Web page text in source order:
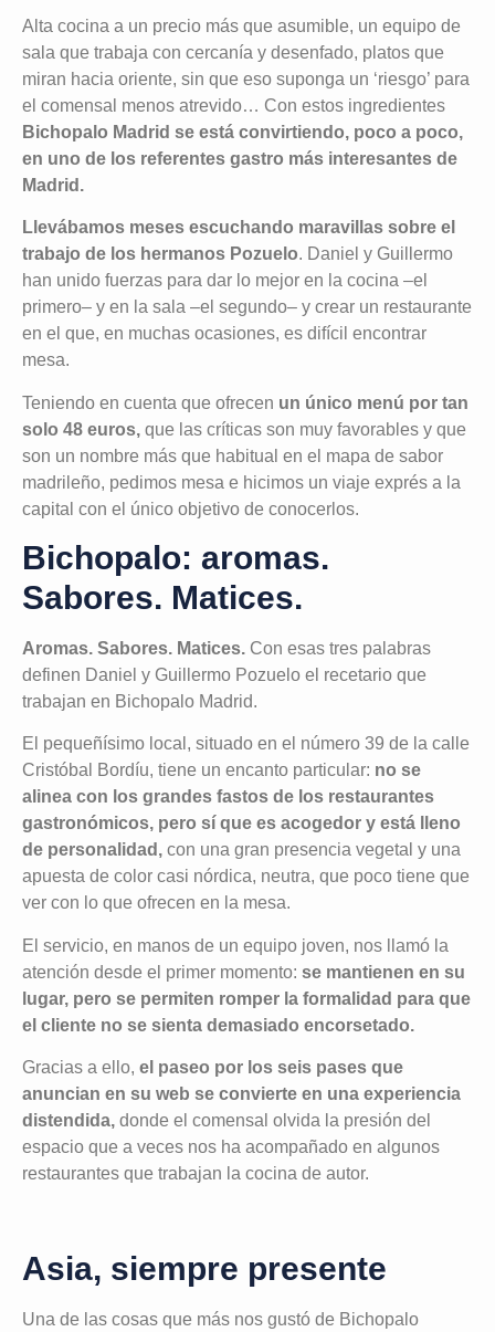
Alta cocina a un precio más que asumible, un equipo de
sala que trabaja con cercanía y desenfado, platos que
miran hacia oriente, sin que eso suponga un ‘riesgo’ para
el comensal menos atrevido… Con estos ingredientes
Bichopalo Madrid se está convirtiendo, poco a poco,
en uno de los referentes gastro más interesantes de
Madrid.
Llevábamos meses escuchando maravillas sobre el
trabajo de los hermanos Pozuelo. Daniel y Guillermo
han unido fuerzas para dar lo mejor en la cocina –el
primero– y en la sala –el segundo– y crear un restaurante
en el que, en muchas ocasiones, es difícil encontrar
mesa.
Teniendo en cuenta que ofrecen un único menú por tan
solo 48 euros, que las críticas son muy favorables y que
son un nombre más que habitual en el mapa de sabor
madrileño, pedimos mesa e hicimos un viaje exprés a la
capital con el único objetivo de conocerlos.
Bichopalo: aromas.
Sabores. Matices.
Aromas. Sabores. Matices. Con esas tres palabras
definen Daniel y Guillermo Pozuelo el recetario que
trabajan en Bichopalo Madrid.
El pequeñísimo local, situado en el número 39 de la calle
Cristóbal Bordíu, tiene un encanto particular: no se
alinea con los grandes fastos de los restaurantes
gastronómicos, pero sí que es acogedor y está lleno
de personalidad, con una gran presencia vegetal y una
apuesta de color casi nórdica, neutra, que poco tiene que
ver con lo que ofrecen en la mesa.
El servicio, en manos de un equipo joven, nos llamó la
atención desde el primer momento: se mantienen en su
lugar, pero se permiten romper la formalidad para que
el cliente no se sienta demasiado encorsetado.
Gracias a ello, el paseo por los seis pases que
anuncian en su web se convierte en una experiencia
distendida, donde el comensal olvida la presión del
espacio que a veces nos ha acompañado en algunos
restaurantes que trabajan la cocina de autor.
Asia, siempre presente
Una de las cosas que más nos gustó de Bichopalo